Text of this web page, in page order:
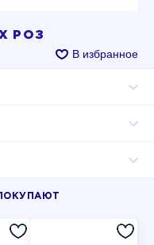
РОЗ
В избранное